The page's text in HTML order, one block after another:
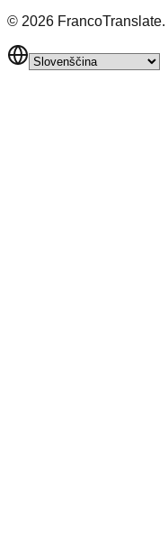
© 2026 FrancoTranslate.